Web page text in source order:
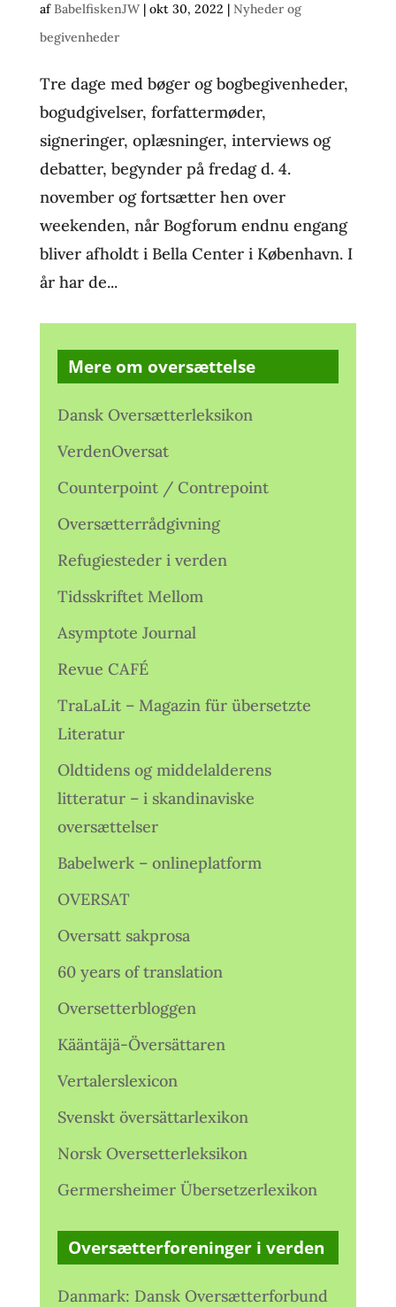
afBabelfiskenJW| okt 30, 2022 | Nyheder og
begivenheder
Tre dage med bøger og bogbegivenheder,
bogudgivelser, forfattermøder,
signeringer, oplæsninger, interviews og
debatter, begynder på fredag d. 4.
november og fortsætter hen over
weekenden, når Bogforum endnu engang
bliver afholdt i Bella Center i København. I
år har de...
Mere om oversættelse
Dansk Oversætterleksikon
VerdenOversat
Counterpoint / Contrepoint
Oversætterrådgivning
Refugiesteder i verden
Tidsskriftet Mellom
Asymptote Journal
Revue CAFÉ
TraLaLit – Magazin für übersetzte
Literatur
Oldtidens og middelalderens
litteratur – i skandinaviske
oversættelser
Babelwerk – onlineplatform
OVERSAT
Oversatt sakprosa
60 years of translation
Oversetterbloggen
Kääntäjä-Översättaren
Vertalerslexicon
Svenskt översättarlexikon
Norsk Oversetterleksikon
Germersheimer Übersetzerlexikon
Oversætterforeninger i verden
Danmark: Dansk Oversætterforbund